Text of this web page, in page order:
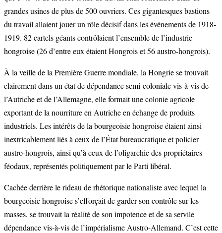
grandes usines de plus de 500 ouvriers. Ces gigantesques bastions
du travail allaient jouer un rôle décisif dans les événements de 1918-
1919. 82 cartels géants contrôlaient l’ensemble de l’industrie
hongroise (26 d’entre eux étaient Hongrois et 56 austro-hongrois).
À la veille de la Première Guerre mondiale, la Hongrie se trouvait
clairement dans un état de dépendance semi-coloniale vis-à-vis de
l’Autriche et de l’Allemagne, elle formait une colonie agricole
exportant de la nourriture en Autriche en échange de produits
industriels. Les intérêts de la bourgeoisie hongroise étaient ainsi
inextricablement liés à ceux de l’État bureaucratique et policier
austro-hongrois, ainsi qu’à ceux de l’oligarchie des propriétaires
féodaux, représentés politiquement par le Parti libéral.
Cachée derrière le rideau de rhétorique nationaliste avec lequel la
bourgeoisie hongroise s’efforçait de garder son contrôle sur les
masses, se trouvait la réalité de son impotence et de sa servile
dépendance vis-à-vis de l’impérialisme Austro-Allemand. C’est cette